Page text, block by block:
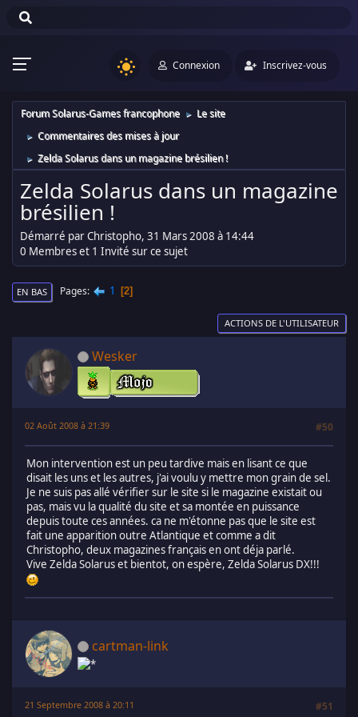
Connexion Inscrivez-vous
Forum Solarus-Games francophone ► Le site
► Commentaires des mises à jour
► Zelda Solarus dans un magazine brésilien !
Zelda Solarus dans un magazine
brésilien !
Démarré par Christopho, 31 Mars 2008 à 14:44
0 Membres et 1 Invité sur ce sujet
EN BAS Pages 1 2
ACTIONS DE L'UTILISATEUR
Wesker
02 Août 2008 à 21:39 #50
Mon intervention est un peu tardive mais en lisant ce que
disait les uns et les autres, j'ai voulu y mettre mon grain de sel.
Je ne suis pas allé vérifier sur le site si le magazine existait ou
pas, mais vu la qualité du site et sa montée en puissance
depuis toute ces années. ca ne m'étonne pas que le site est
fait une apparition outre Atlantique et comme a dit
Christopho, deux magazines français en ont déja parlé.
Vive Zelda Solarus et bientot, on espère, Zelda Solarus DX!!!
cartman-link
21 Septembre 2008 à 20:11 #51